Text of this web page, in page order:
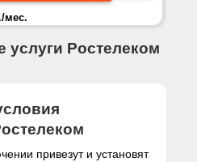
мес.
услуги Ростелеком
привезут и установят